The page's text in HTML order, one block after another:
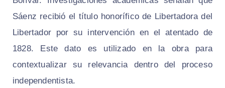
Sáenz recibió el título honorífico de Libertadora del
Libertador por su intervención en el atentado de
1828. Este dato es utilizado en la obra para
contextualizar su relevancia dentro del proceso
independentista.